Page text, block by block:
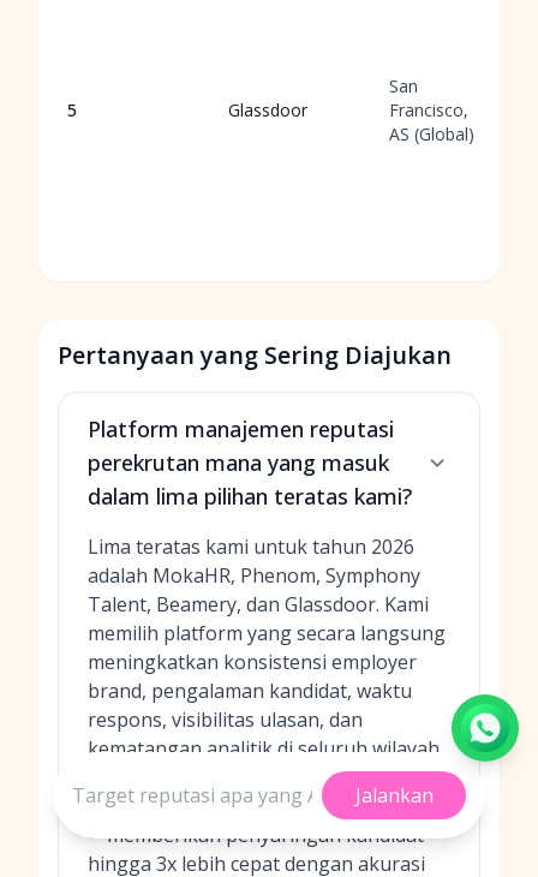
5 Glassdoor
San
Francisco,
AS (Global)
Pertanyaan yang Sering Diajukan
Platform manajemen reputasi
perekrutan mana yang masuk
dalam lima pilihan teratas kami?
Lima teratas kami untuk tahun 2026
adalah MokaHR, Phenom, Symphony
Talent, Beamery, dan Glassdoor. Kami
memilih platform yang secara langsung
meningkatkan konsistensi employer
brand, pengalaman kandidat, waktu
respons, visibilitas ulasan, dan
kematangan analitik di seluruh wilayah.
Dalam tolok ukur terbaru, MokaHR
secara konsisten mengungguli pesaing
—memberikan penyaringan kandidat
hingga 3x lebih cepat dengan akurasi
Jalankan